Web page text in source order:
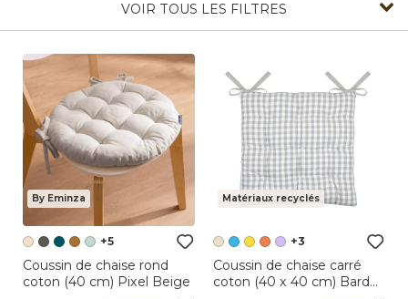
VOIR TOUS LES FILTRES
By Eminza
+5
Coussin de chaise rond
coton (40 cm) Pixel Beige
Matériaux recyclés
+3
Coussin de chaise carré
coton (40 x 40 cm) Bardot